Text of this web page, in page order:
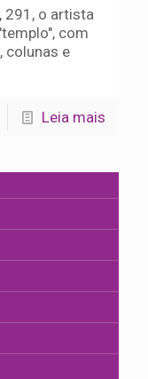
291, o artista
com
colunas e
Leia mais